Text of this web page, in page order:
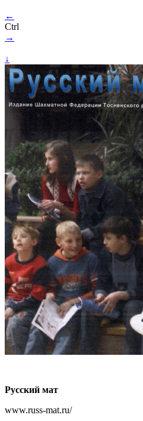
←
Ctrl
→
↓
Русский мат
www.russ-mat.ru/